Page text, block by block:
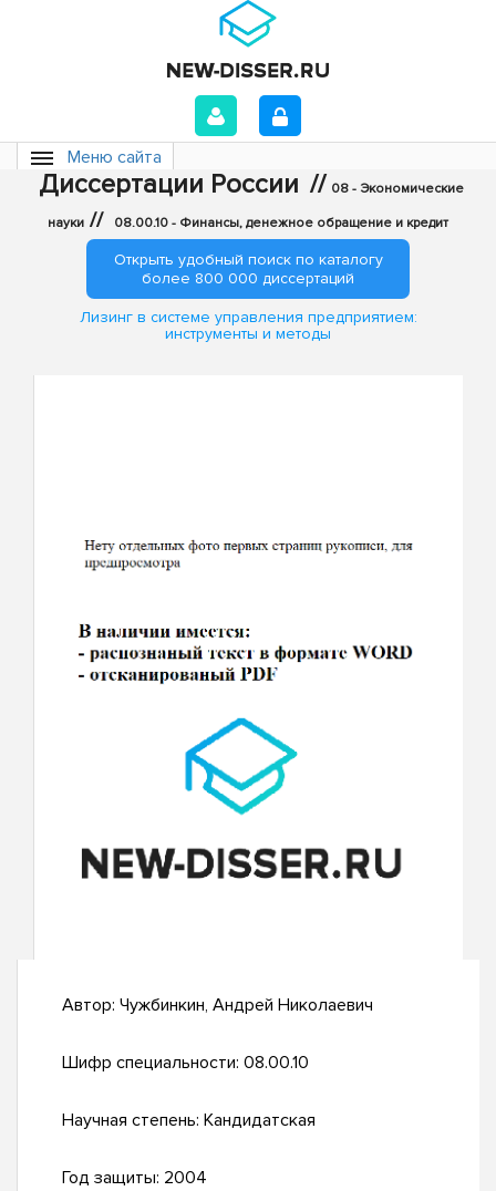
Меню сайта
Диссертации России // 08 - Экономические
науки // 08.00.10 - Финансы, денежное обращение и кредит
Открыть удобный поиск по каталогу
более 800 000 диссертаций
Лизинг в системе управления предприятием:
инструменты и методы
Автор: Чужбинкин, Андрей Николаевич
Шифр специальности: 08.00.10
Научная степень: Кандидатская
Год защиты: 2004